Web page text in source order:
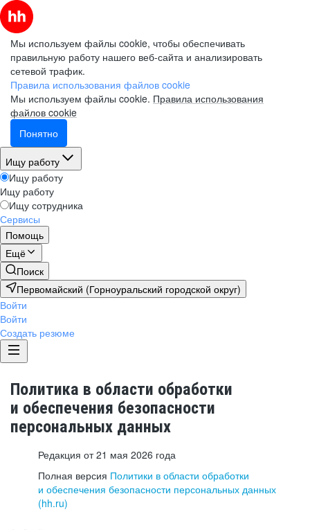
Мы используем файлы cookie, чтобы обеспечивать
правильную работу нашего веб-сайта и анализировать
сетевой трафик.
Правила использования файлов cookie
Мы используем файлы cookie. Правила использования
файлов cookie
Понятно
Ищу работу
Ищу работу
Ищу работу
Ищу сотрудника
Сервисы
Помощь
Ещё
Поиск
Первомайский (Горноуральский городской округ)
Войти
Войти
Создать резюме
Политика в области обработки
и обеспечения безопасности
персональных данных
Редакция от 21 мая 2026 года
Полная версия Политики в области обработки
и обеспечения безопасности персональных данных
(hh.ru)